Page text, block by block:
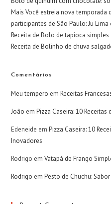
Mais Você estreia nova temporada
participantes de São Paulo: Ju
Receita de Bolo de tapioca simples
Receita de Bolinho de chuva
Comentários
Meu tempero emReceitas
João emPizza Caseira: 10
Edeneide emPizza Caseira: 10
Inovadores
Rodrigo emVatapá de Frango
Rodrigo emPesto de Chuchu: